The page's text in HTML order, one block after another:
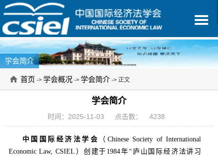
学会简介
首页 -> 学会概况 -> 学会简介 -> 正文
学会简介
时间：2025-11-03 点击数： 4238
中国国际经济法学会
（Chinese Society of International
Economic Law, CSIEL）创建于1984年“庐山国际经济法讲习